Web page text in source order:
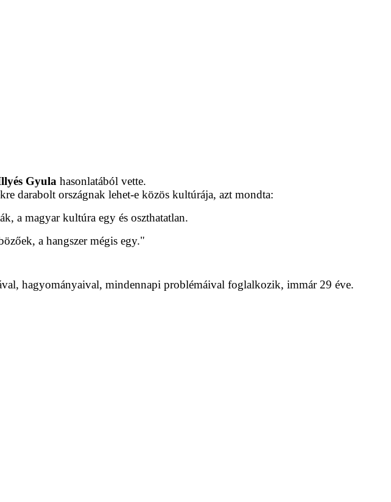
Gyula hasonlatából vette.
darabolt országnak lehet-e közös kultúrája, azt mondta:
a magyar kultúra egy és oszthatatlan.
a hangszer mégis egy."
hagyományaival, mindennapi problémáival foglalkozik, immár 29 éve.